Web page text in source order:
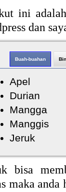
ini
dan
Buah-buahan
Apel
Durian
Mangga
Manggis
Jeruk
bisa
maka anda